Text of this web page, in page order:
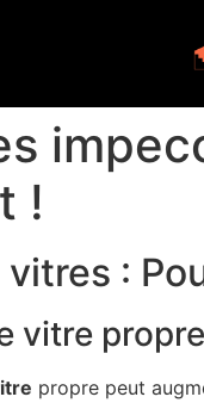
!
vitres :
vitre
propre peut